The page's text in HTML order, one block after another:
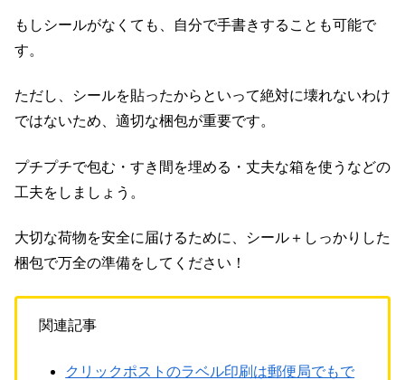
もしシールがなくても、自分で手書きすることも可能で
す。
ただし、シールを貼ったからといって絶対に壊れないわけ
ではないため、適切な梱包が重要です。
プチプチで包む・すき間を埋める・丈夫な箱を使うなどの
工夫をしましょう。
大切な荷物を安全に届けるために、シール＋しっかりした
梱包で万全の準備をしてください！
関連記事
クリックポストのラベル印刷は郵便局でもで